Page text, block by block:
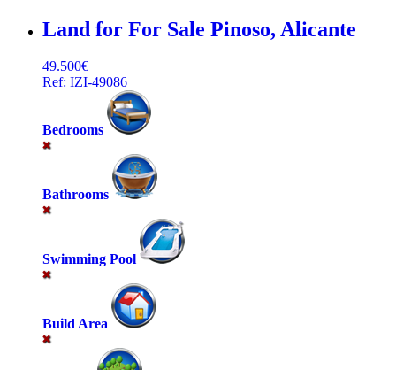
Land for For Sale Pinoso, Alicante
49.500€
Ref: IZI-49086
Bedrooms
Bathrooms
Swimming Pool
Build Area